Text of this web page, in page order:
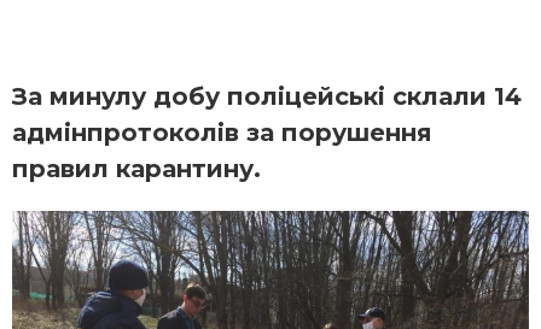
За минулу добу поліцейські склали 14
адмінпротоколів за порушення
правил карантину.